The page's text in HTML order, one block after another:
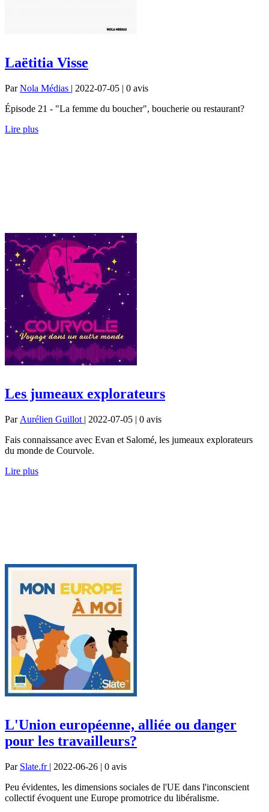
Laëtitia Visse
ParNola Médias | 2022-07-05 | 0 avis
Épisode 21 - "La femme du boucher", boucherie ou restaurant?
Lire plus
Les jumeaux explorateurs
Par Aurélien Guillot | 2022-07-05 | 0 avis
Fais connaissance avec Evan et Salomé, les jumeaux explorateurs
du monde de Courvole.
Lire plus
L'Union européenne, alliée ou danger
pour les travailleurs?
Par Slate.fr | 2022-06-26 | 0 avis
Peu évidentes, les dimensions sociales de l'UE dans l'inconscient
collectif évoquent une Europe promotrice du libéralisme.